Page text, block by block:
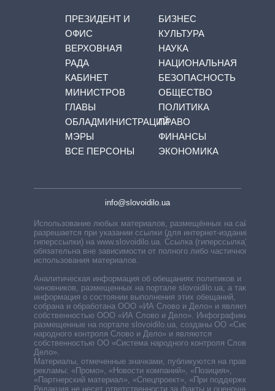
ПРЕЗИДЕНТ И
ОФИС
ВЕРХОВНАЯ
РАДА
КАБИНЕТ
МИНИСТРОВ
ГЛАВЫ
ОБЛАДМИНИСТРАЦИЙ
МЭРЫ
ВСЕ ПЕРСОНЫ
БИЗНЕС
КУЛЬТУРА
НАУКА
НАЦИОНАЛЬНАЯ
БЕЗОПАСНОСТЬ
ОБЩЕСТВО
ПОЛИТИКА
ПРАВО
ФИНАНСЫ
ЭКОНОМИКА
info@slovoidilo.ua
Использование любых материалов, размещённых на сайте,
разрешается при указании ссылки (для интернет-изданий —
гиперссылки) на www.slovoidilo.ua. Ссылка (гиперссылка)
обязательна вне зависимости от полного либо частичного
использования материалов.
Аналитическая информация об обещаниях политиков и
чиновников, размещенных на портале slovoidilo.ua, а также
информация о состоянии выполнения этих обещаний,
собрана и обработана ООО «ИА Слово и Дело» и является
собственностью ООО «ИА Слово и Дело». Инфографики,
размещенные на портале slovoidilo.ua, созданы ОО «Система
народного контроля Слово и Дело» и являются
собственностью ОО «Система народного контроля Слово и
Дело».
Материалы, отмеченные значками, публикуются на правах
рекламы: «Промо», «Новости компаний», «Позиция»,
«Партнерский материал», «Спецпроект», «При поддержке».
Редакция не несет ответственности за факты и оценочные